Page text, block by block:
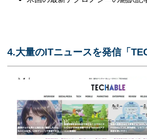
4.大量のITニュースを発信「